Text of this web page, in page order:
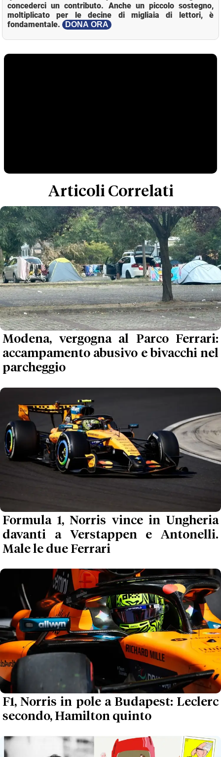
concederci un contributo. Anche un piccolo sostegno,
moltiplicato per le decine di migliaia di lettori, è
fondamentale.
DONA ORA
Articoli Correlati
Modena, vergogna al Parco Ferrari:
accampamento abusivo e bivacchi nel
parcheggio
Formula 1, Norris vince in Ungheria
davanti a Verstappen e Antonelli.
Male le due Ferrari
F1, Norris in pole a Budapest: Leclerc
secondo, Hamilton quinto